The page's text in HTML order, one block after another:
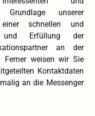
Grundlage unserer
schnellen und
und Erfüllung der
an der
Ferner weisen wir Sie
Kontaktdaten
an die Messenger